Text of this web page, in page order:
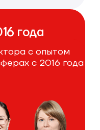
года
с опытом
с 2016 года